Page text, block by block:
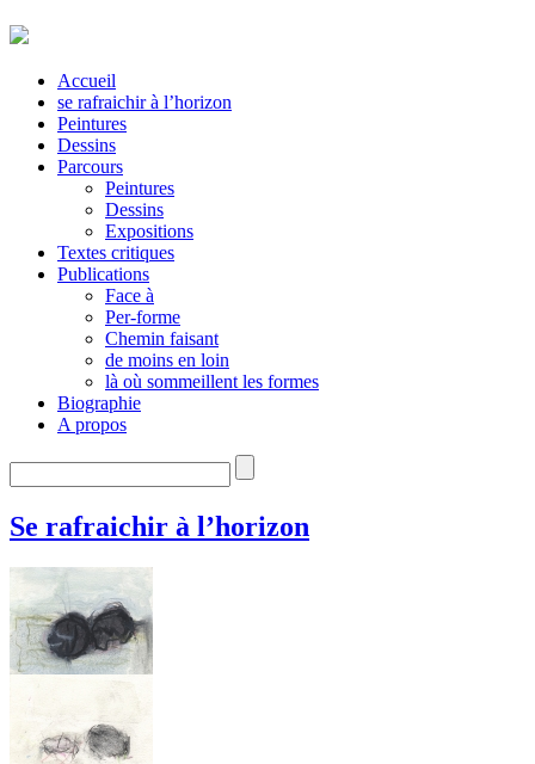
Accueil
se rafraichir à l’horizon
Peintures
Dessins
Parcours
Peintures
Dessins
Expositions
Textes critiques
Publications
Face à
Per-forme
Chemin faisant
de moins en loin
là où sommeillent les formes
Biographie
A propos
Se rafraichir à l’horizon